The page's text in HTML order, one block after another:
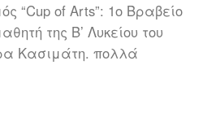
“Cup of Arts”: 1o Βραβείο
της Β’ Λυκείου του
Κασιμάτη. πολλά